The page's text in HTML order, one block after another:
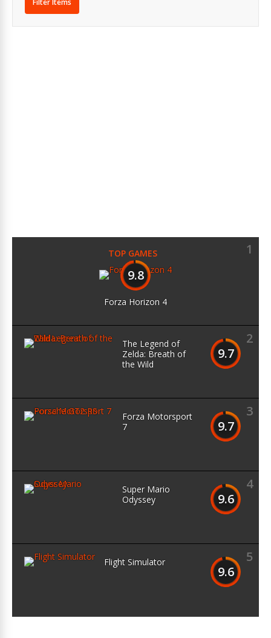
TOP GAMES
1
9.8
Forza Horizon 4
2
9.7
The Legend of
Zelda: Breath of
the Wild
3
9.7
Forza Motorsport
7
4
9.6
Super Mario
Odyssey
5
9.6
Flight Simulator